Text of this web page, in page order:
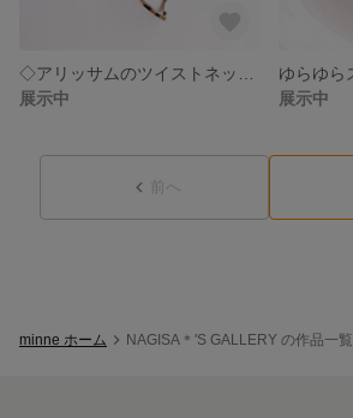
展示中
展示中
前へ
minne ホーム NAGISA＊'S GALLERY の作品一覧